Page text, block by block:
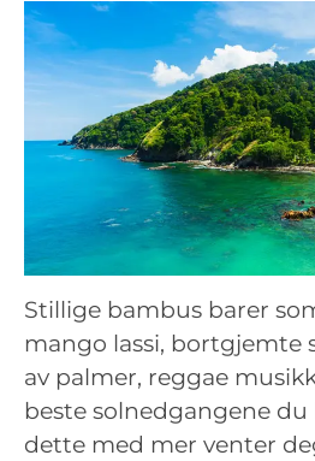
Stillige bambus barer
mango lassi, bortgjemte
av palmer, reggae
beste solnedgangene du
dette med mer venter